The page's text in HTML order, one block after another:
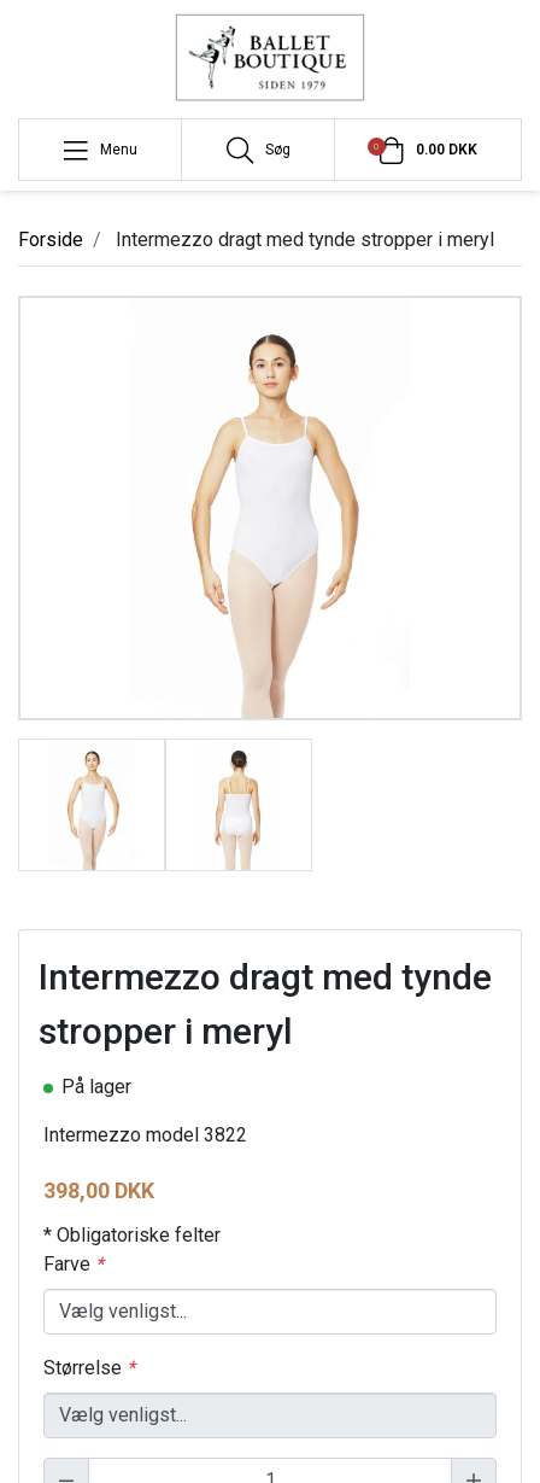
Menu Søg 0 0.00 DKK
Forside Intermezzo dragt med tynde stropper i meryl
Intermezzo dragt med tynde
stropper i meryl
På lager
Intermezzo model 3822
398,00 DKK
* Obligatoriske felter
Farve *
Størrelse *